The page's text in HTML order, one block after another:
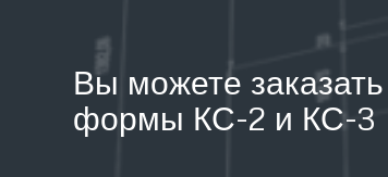
Вы можете
формы КС-2 и КС-3